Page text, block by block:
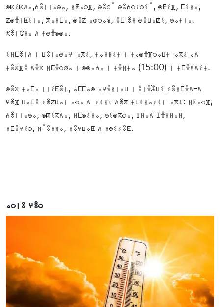
ⵙⴽⵉⴽⴷⴰ,ⵄⴻⵏⵏⴰⴱⴰ, ⵍⵟⴰⵔⴼ, ⴱⵓⵔⵯ ⴱⵓⵄⵔⵉⵔⵉⵯ, ⵙⵟⵉⴼ, ⵎⵉⵍⴰ,
ⵇⵙⴻⵏⵟⵉⵏⴰ, ⴳⴰⵍⵎⴰ, ⵙⵓⵇ ⴰⵀⵔⴰⵙ, ⵓⵎ ⴻⵍ ⴱⵓⵡⴰⵇⵉ, ⴱⴰⵜⵏⴰ,
ⵅⴻⵏⵛⵍⴰ ⴷ ⵜⴱⴻⵙⵙⴰ.
ⵉⵍⵎⴻⵏⴷ ⵏ ⵡⵓⵏⴰⴱⴰⵖ-ⴰⴳⵉ, ⵜⴰⵍⵍⵉⵜ ⵏ ⵜⴰⵙⴻⴼⵔⴰⵡⵜ-ⴰⴳⵉ ⴰⴷ
ⵜⴻⴽⴼⵓ ⴷⴻⴳ ⵍⵎⴻⵔⵚⴰ ⵏ ⵙⵙⴰⵄⴰ ⵏ ⵜⴻⵍⵜⴰ (15:00) ⵏ ⵜⵎⴻⴷⴷⵉⵜ.
ⵙⴻⴳ ⵜⴰⵎⴰ ⵏⵏⵉⴹⴻⵏ, ⴰⵎⵎⴰⵙ ⴰⵖⴻⵍⵏⴰⵡ ⵏ ⵓⵏⴻⵣⵡⵉ ⵢⴻⵍⵎⴻⴷ-ⴷ
ⵖⴻⴼ ⵡⴰⴹⵓ ⵢⴻⵇⵡⴰⵏ ⴰⵔⴰ ⴷ-ⵢⵉⵍⵉ ⴷⴻⴳ ⵜⵡⵉⵍⴰⵢⵉⵏ-ⴰⴳⵉ: ⵍⵟⴰⵔⴼ,
ⵄⴻⵏⵏⴰⴱⴰ, ⵙⴽⵉⴽⴷⴰ, ⵍⵎⵙⵉⵍⴰ, ⴱⵉⵙⴽⵔⴰ, ⵡⵍⴰⴷ ⵊⴻⵍⵍⴰⵍ,
ⵍⵎⴻⵖⵉⵔ, ⵍⵯⴻⵍⴼⴰ, ⵍⴻⵖⵡⴰⵟ ⴷ ⵍⴱⵉⵢⴻⴹ.
ⴰⵔⵏⵓ ⵖⴻⵔ